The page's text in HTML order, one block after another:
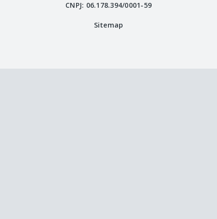
CNPJ: 06.178.394/0001-59
Sitemap